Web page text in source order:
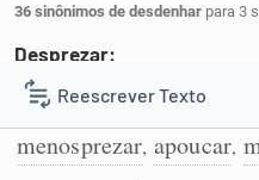
Reescrever Texto
Resumir Texto
36 sinônimos de desdenhar para 3
Desprezar:
1 desprezar,
menosprezar, apoucar,